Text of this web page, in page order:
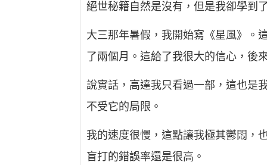
絕世秘籍自然是沒有，但是我卻學到
大三那年暑假，我開始寫《星風》。
了兩個月。這給了我很大的信心，後
說實話，高達我只看過一部，這也是
不受它的局限。
我的速度很慢，這點讓我極其鬱悶，
盲打的錯誤率還是很高。